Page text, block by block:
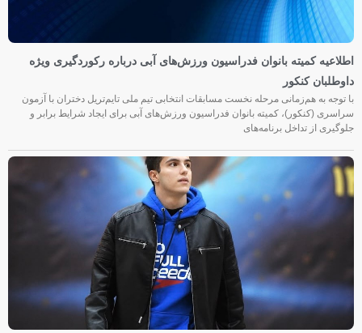
اطلاعیه کمیته بانوان فدراسیون ورزش‌های آبی درباره رکوردگیری ویژه
داوطلبان کنکور
با توجه به هم‌زمانی مرحله نخست مسابقات انتخابی تیم ملی تایم‌تریل دختران با آزمون
سراسری (کنکور)، کمیته بانوان فدراسیون ورزش‌های آبی برای ایجاد شرایط برابر و
جلوگیری از تداخل برنامه‌های